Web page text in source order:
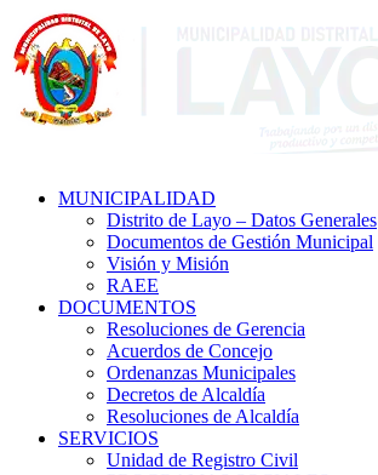
MUNICIPALIDAD
Distrito de Layo – Datos Generales
Documentos de Gestión Municipal
Visión y Misión
RAEE
DOCUMENTOS
Resoluciones de Gerencia
Acuerdos de Concejo
Ordenanzas Municipales
Decretos de Alcaldía
Resoluciones de Alcaldía
SERVICIOS
Unidad de Registro Civil